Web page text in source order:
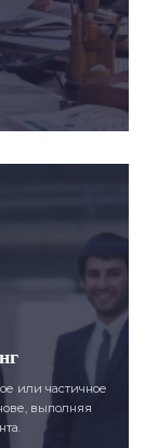
или частичное
выполняя